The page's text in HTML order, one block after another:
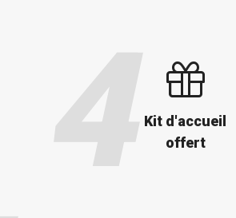
Kit d'accueil
offert